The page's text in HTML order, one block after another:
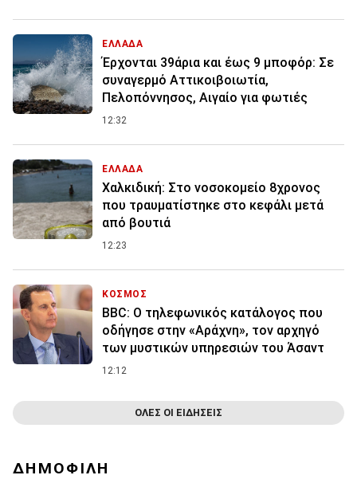
ΕΛΛΑΔΑ
Έρχονται 39άρια και έως 9 μποφόρ: Σε
συναγερμό Αττικοιβοιωτία,
Πελοπόννησος, Αιγαίο για φωτιές
12:32
ΕΛΛΑΔΑ
Χαλκιδική: Στο νοσοκομείο 8χρονος
που τραυματίστηκε στο κεφάλι μετά
από βουτιά
12:23
ΚΟΣΜΟΣ
BBC: Ο τηλεφωνικός κατάλογος που
οδήγησε στην «Αράχνη», τον αρχηγό
των μυστικών υπηρεσιών του Άσαντ
12:12
ΟΛΕΣ ΟΙ ΕΙΔΗΣΕΙΣ
ΔΗΜΟΦΙΛΗ